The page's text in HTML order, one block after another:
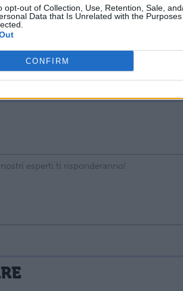
opt-out of Collection, Use, Retention, Sale,
Data that Is Unrelated with the
CONFIRM
vederlo
come vederlo
cookie salvi i tuoi dati (nome, email) per il prossimo commento.